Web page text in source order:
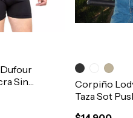
Sin
Corpiño
Taza Sot